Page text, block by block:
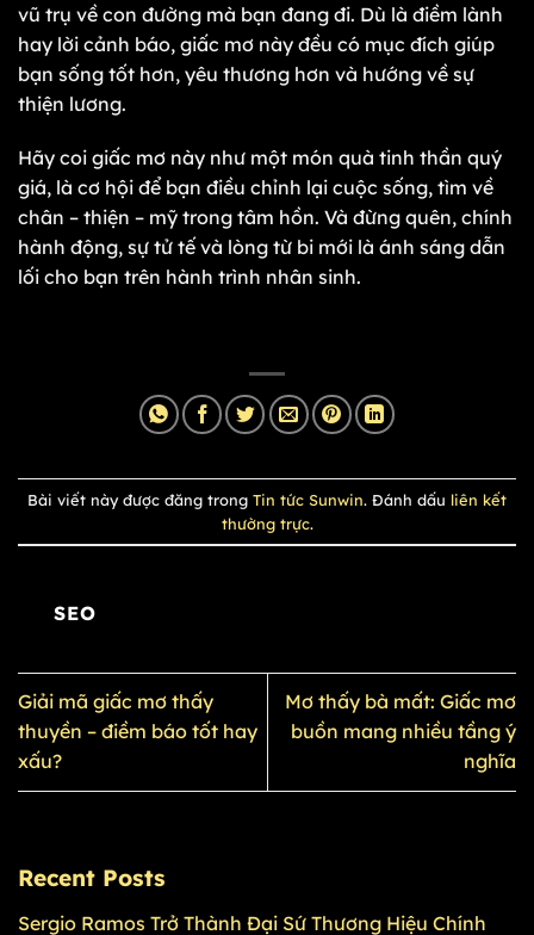
vũ trụ về con đường mà bạn đang đi. Dù là điềm lành
hay lời cảnh báo, giấc mơ này đều có mục đích giúp
bạn sống tốt hơn, yêu thương hơn và hướng về sự
thiện lương.
Hãy coi giấc mơ này như một món quà tinh thần quý
giá, là cơ hội để bạn điều chỉnh lại cuộc sống, tìm về
chân – thiện – mỹ trong tâm hồn. Và đừng quên, chính
hành động, sự tử tế và lòng từ bi mới là ánh sáng dẫn
lối cho bạn trên hành trình nhân sinh.
Bài viết này được đăng trong Tin tức Sunwin. Đánh dấu liên kết
thường trực.
SEO
Giải mã giấc mơ thấy
thuyền – điềm báo tốt hay
xấu?
Mơ thấy bà mất: Giấc mơ
buồn mang nhiều tầng ý
nghĩa
Recent Posts
Sergio Ramos Trở Thành Đại Sứ Thương Hiệu Chính